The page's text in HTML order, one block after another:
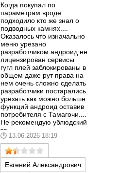
Когда покупал по
параметрам вроде
подходило кто же знал о
подводных камнях....
Оказалось что изначально
меню урезано
разработчиком андроид не
лицензирован сервисы
гугл плей заблокированы в
общем даже рут права на
нем очень сложно сделать
разработчики постарались
урезать как можно больше
функций андроид оставив
потребителя с Тамагочи....
Не рекомендую ублюдский
тв
13.06.2026 18:19
Евгений Александрович